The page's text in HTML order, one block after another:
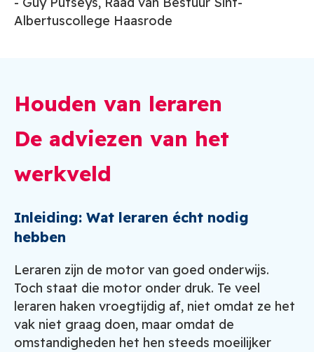
Albertuscollege Haasrode
Houden van leraren
De adviezen van het
werkveld
Inleiding: Wat leraren écht nodig
hebben
Leraren zijn de motor van goed onderwijs.
Toch staat die motor onder druk. Te veel
leraren haken vroegtijdig af, niet omdat ze het
vak niet graag doen, maar omdat de
omstandigheden het hen steeds moeilijker